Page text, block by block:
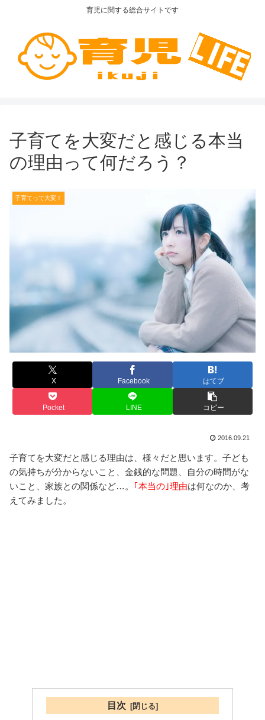
育児に関する総合サイトです
子育てを大変だと感じる本当
の理由って何だろう？
子育てって大変！
X Facebook はてブ
Pocket LINE コピー
2016.09.21
子育てを大変だと感じる理由は、様々だと思います。子ども
の気持ちが分からないこと、金銭的な問題、自分の時間がな
いこと、家族との関係など…。
｢本当の｣理由は何なのか、考
えてみました。
目次